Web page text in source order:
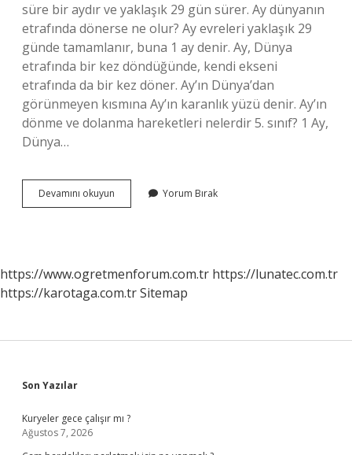
süre bir aydır ve yaklaşık 29 gün sürer. Ay dünyanın
etrafında dönerse ne olur? Ay evreleri yaklaşık 29
günde tamamlanır, buna 1 ay denir. Ay, Dünya
etrafında bir kez döndüğünde, kendi ekseni
etrafında da bir kez döner. Ay’ın Dünya’dan
görünmeyen kısmına Ay’ın karanlık yüzü denir. Ay’ın
dönme ve dolanma hareketleri nelerdir 5. sınıf? 1 Ay,
Dünya…
Devamını okuyun
Dönme
Yorum Bırak
https://www.ogretmenforum.com.tr https://lunatec.com.tr
https://karotaga.com.trSitemap
Sidebar
Son Yazılar
Kuryeler gece çalışır mı ?
Ağustos 7, 2026